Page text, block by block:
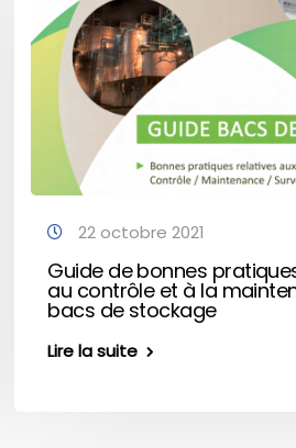
22 octobre 2021
Guide de bonnes
au contrôle et à la
bacs de stockage
Lire la suite